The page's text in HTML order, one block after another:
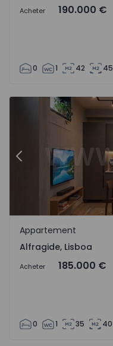
Acheter 190.000 €
0 1 42 45
Appartement T0
Précédent
Alfragide, Lisboa
Appartement
Alfragide, Lisboa
Acheter 185.000 €
0 1 35 40